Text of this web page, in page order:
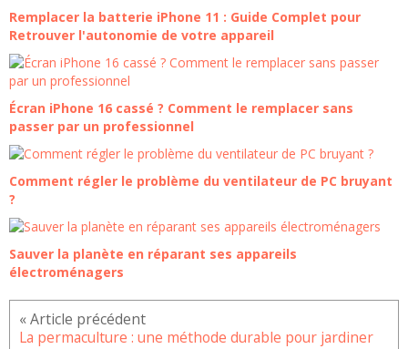
Remplacer la batterie iPhone 11 : Guide Complet pour
Retrouver l'autonomie de votre appareil
Écran iPhone 16 cassé ? Comment le remplacer sans
passer par un professionnel
Comment régler le problème du ventilateur de PC bruyant
?
Sauver la planète en réparant ses appareils
électroménagers
La permaculture : une méthode durable pour jardiner